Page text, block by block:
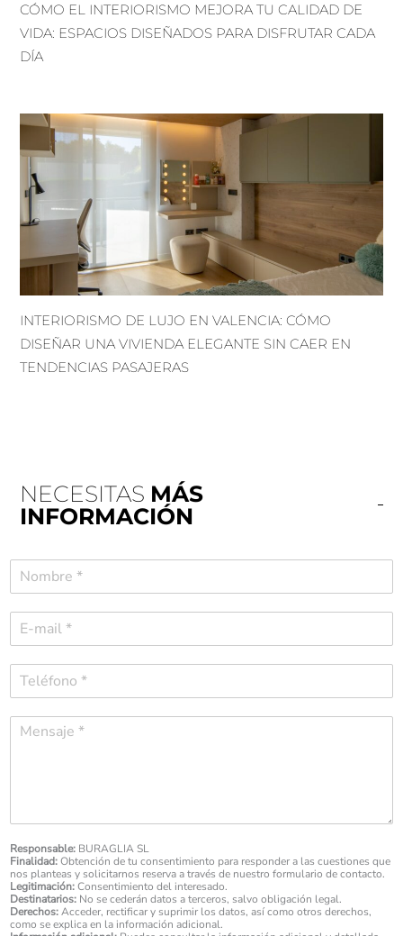
CÓMO EL INTERIORISMO MEJORA TU CALIDAD DE
VIDA: ESPACIOS DISEÑADOS PARA DISFRUTAR CADA
DÍA
INTERIORISMO DE LUJO EN VALENCIA: CÓMO
DISEÑAR UNA VIVIENDA ELEGANTE SIN CAER EN
TENDENCIAS PASAJERAS
NECESITAS MÁS
INFORMACIÓN
n
i
c
o
*
M
*
Responsable: BURAGLIA SL
Finalidad:Obtención de tu consentimiento para responder a las cuestiones que
nos planteas y solicitarnos reserva a través de nuestro formulario de contacto.
Legitimación:Consentimiento del interesado.
Destinatarios: No se cederán datos a terceros, salvo obligación legal.
Derechos:Acceder, rectificar y suprimir los datos, así como otros derechos,
como se explica en la información adicional.